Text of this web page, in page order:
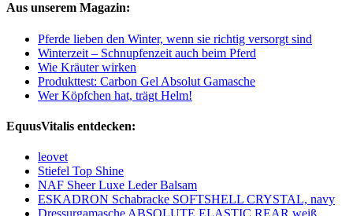
Aus unserem Magazin:
Pferde lieben den Winter, wenn sie richtig versorgt sind
Winterzeit – Schnupfenzeit auch beim Pferd
Wie Kräuter wirken
Produkttest: Carbon Gel Absolut Gamasche
Wer Köpfchen hat, trägt Helm!
EquusVitalis entdecken:
leovet
Stiefel Top Shine
NAF Sheer Luxe Leder Balsam
ESKADRON Schabracke SOFTSHELL CRYSTAL, navy